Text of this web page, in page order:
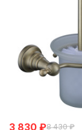
3 830 ₽8 430 ₽